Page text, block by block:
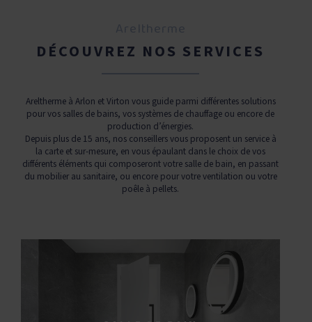
DÉCOUVREZ NOS SERVICES
Areltherme à Arlon et Virton vous guide parmi différentes solutions
pour vos salles de bains, vos systèmes de chauffage ou encore de
production d’énergies.
Depuis plus de 15 ans, nos conseillers vous proposent un service à
la carte et sur-mesure, en vous épaulant dans le choix de vos
différents éléments qui composeront votre salle de bain, en passant
du mobilier au sanitaire, ou encore pour votre ventilation ou votre
poêle à pellets.